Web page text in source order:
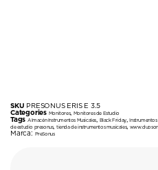
SKU PRESONUS ERIS E 3.5
Categories Monitores, Monitores de Estudio
Tags Almacén Instrumentos Musicales Black Friday,Instrumentos
de estudio presonus,tienda de instrumentos musicales,
Marca: PreSonus